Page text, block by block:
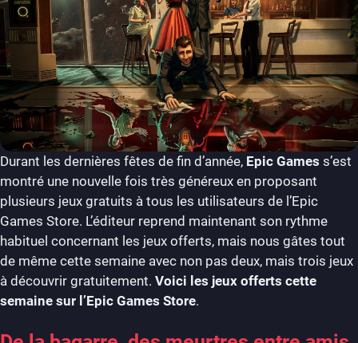
Durant les dernières fêtes de fin d’année, Epic Games s’est
montré une nouvelle fois très généreux en proposant
plusieurs jeux gratuits à tous les utilisateurs de l’Epic
Games Store. L’éditeur reprend maintenant son rythme
habituel concernant les jeux offerts, mais nous gâtes tout
de même cette semaine avec non pas deux, mais trois jeux
à découvrir gratuitement. Voici les jeux offerts cette
semaine sur l’Epic Games Store.